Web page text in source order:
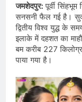
जमशेदपुर:पूर्वी
सनसनी फैल गई है।
द्वितीय विश्व युद्ध के
इलाके में दहशत का
बम करीब 227
पाया गया है।